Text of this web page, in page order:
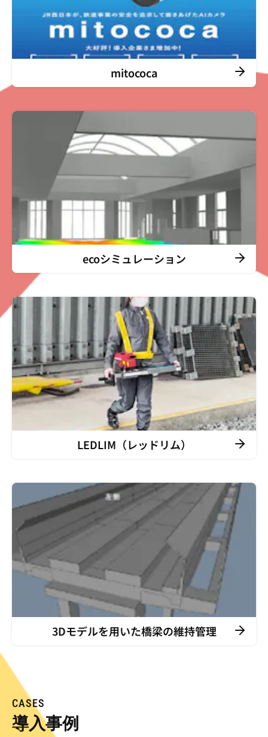
mitococa
ecoシミュレーション
LEDLIM（レッドリム）
3Dモデルを用いた橋梁の維持管理
CASES
導入事例
SEARCH